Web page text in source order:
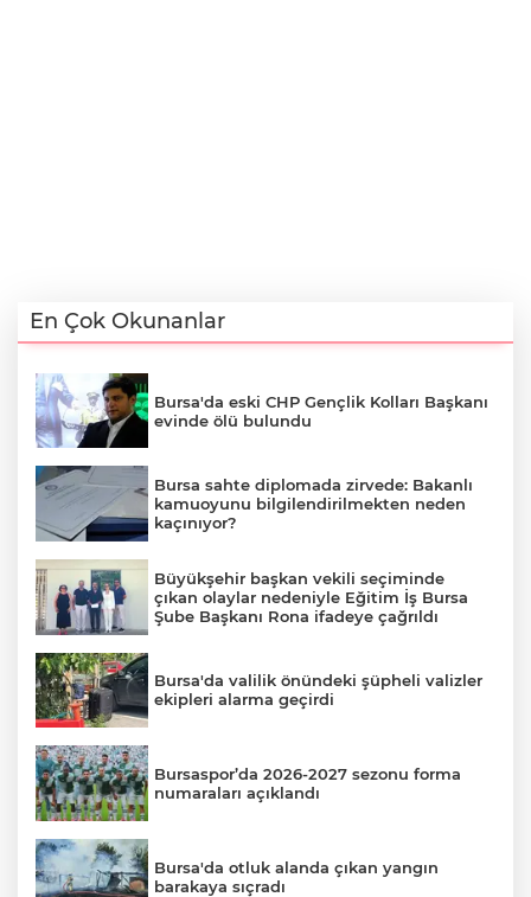
En Çok Okunanlar
Bursa'da eski CHP Gençlik Kolları Başkanı
evinde ölü bulundu
Bursa sahte diplomada zirvede: Bakanlı
kamuoyunu bilgilendirilmekten neden
kaçınıyor?
Büyükşehir başkan vekili seçiminde
çıkan olaylar nedeniyle Eğitim İş Bursa
Şube Başkanı Rona ifadeye çağrıldı
Bursa'da valilik önündeki şüpheli valizler
ekipleri alarma geçirdi
Bursaspor’da 2026-2027 sezonu forma
numaraları açıklandı
Bursa'da otluk alanda çıkan yangın
barakaya sıçradı